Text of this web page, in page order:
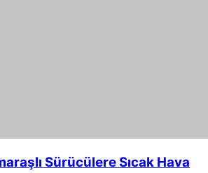
Sürücülere Sıcak Hava